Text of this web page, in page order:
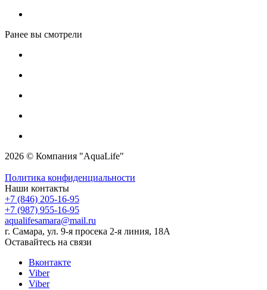
Ранее вы смотрели
2026 © Компания "AquaLife"
Политика конфиденциальности
Наши контакты
+7 (846) 205-16-95
+7 (987) 955-16-95
aqualifesamara@mail.ru
г. Самара, ул. 9-я просека 2-я линия, 18А
Оставайтесь на связи
Вконтакте
Viber
Viber